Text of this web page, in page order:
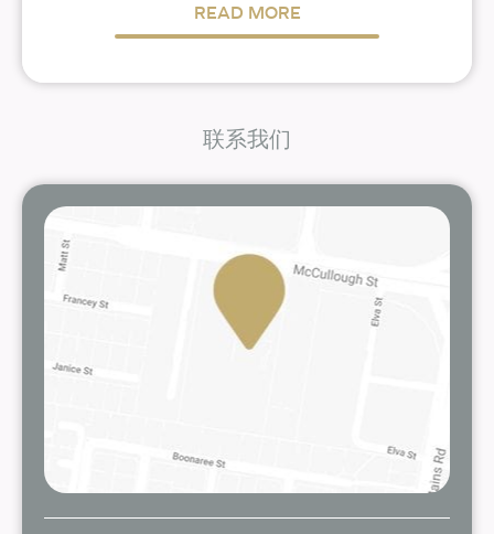
READ MORE
联系我们